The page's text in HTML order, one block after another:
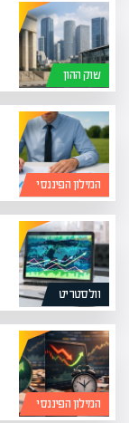
שוק ההון
המילון הפיננסי
וולסטריט
המילון הפיננסי